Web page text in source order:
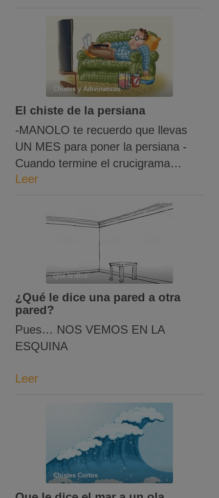
primo, que no puede hablar ni
caminar -Wow… ¡Qué mal! ¿Qué le
pasó? -No nada… es que el …
Chistes y Adivinanzas
El chiste de la persiana
-MANOLO te recuerdo que llevas
UN MES para poner la persiana -
Cuando termine el crucigrama…
habitantes de Laponia? -Lapones? -
Leer
Qué le dice
¿Qué le dice una pared a otra
pared?
Pues… NOS VEMOS EN LA
ESQUINA
Leer
Chistes Cortos